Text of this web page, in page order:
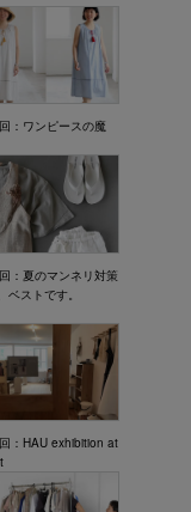
：ワンピースの魔
：夏のマンネリ対策
ベストです。
：HAU exhibition at